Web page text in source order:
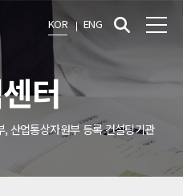
KOR ENG
터
산업통상자원부 등록 컨설팅기관